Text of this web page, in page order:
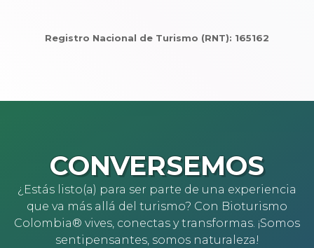
Registro Nacional de Turismo (RNT): 165162
CONVERSEMOS
¿Estás listo(a) para ser parte de una experiencia
que va más allá del turismo? Con Bioturismo
Colombia® vives, conectas y transformas. ¡Somos
sentipensantes, somos naturaleza!